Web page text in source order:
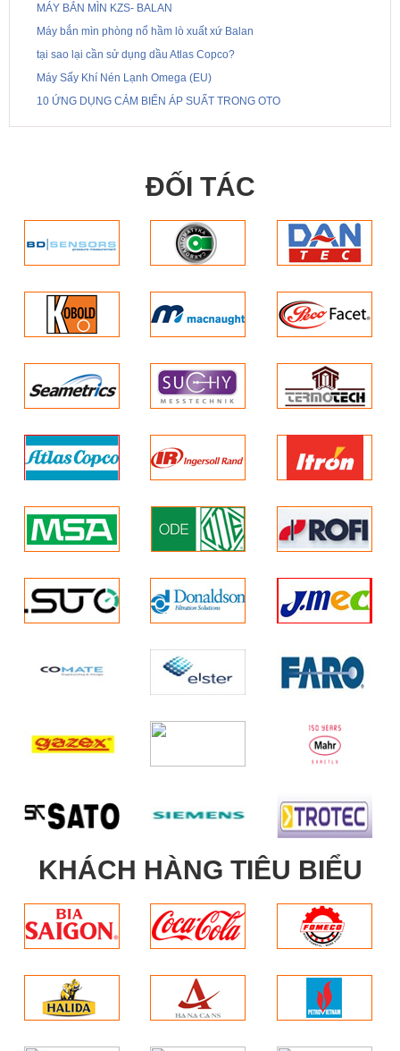
MÁY BẮN MÌN KZS- BALAN
Máy bắn mìn phòng nổ hầm lò xuất xứ Balan
tại sao lại cần sử dụng dầu Atlas Copco?
Máy Sấy Khí Nén Lạnh Omega (EU)
10 ỨNG DỤNG CẢM BIẾN ÁP SUẤT TRONG OTO
ĐỐI TÁC
KHÁCH HÀNG TIÊU BIỂU